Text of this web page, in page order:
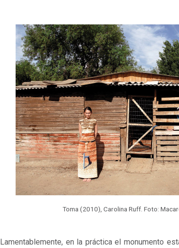
Toma (2010), Carolina Ruff. Foto:
Lamentablemente, en la práctica el monumento